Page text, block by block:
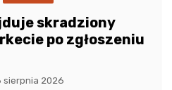
skradziony
po zgłoszeniu
sierpnia 2026